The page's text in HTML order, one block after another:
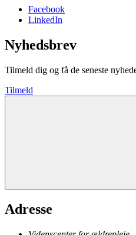
Facebook
LinkedIn
Nyhedsbrev
Tilmeld dig og få de seneste
Tilmeld
Adresse